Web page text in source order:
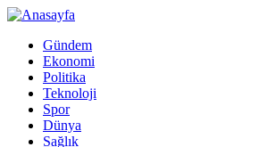
Gündem
Ekonomi
Politika
Teknoloji
Spor
Dünya
Sağlık